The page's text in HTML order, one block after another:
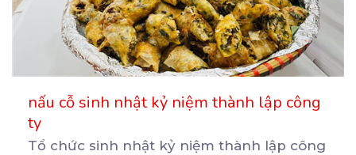
nấu cỗ sinh nhật kỷ niệm thành lập công
ty
Tổ chức sinh nhật kỷ niệm thành lập công